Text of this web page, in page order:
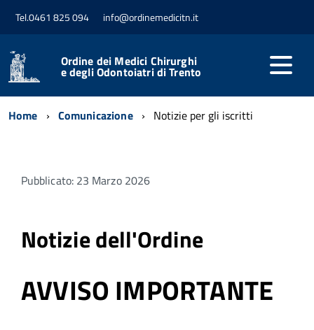
Tel.0461 825 094 info@ordinemedicitn.it
Ordine dei Medici Chirurghi
e degli Odontoiatri di Trento
Home Comunicazione Notizie per gli iscritti
Pubblicato: 23 Marzo 2026
Notizie dell'Ordine
AVVISO IMPORTANTE